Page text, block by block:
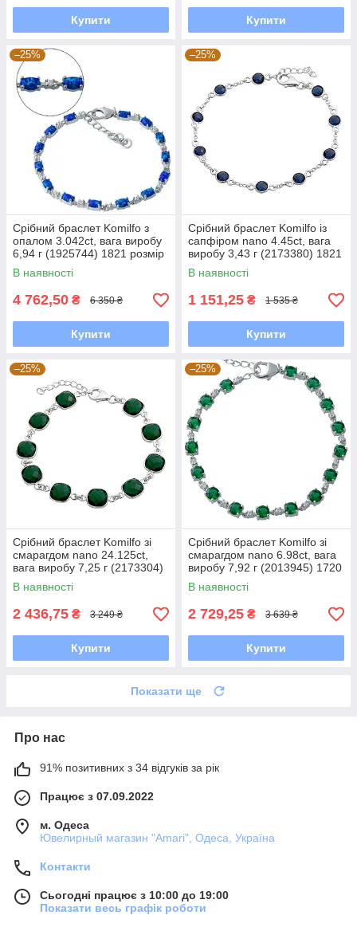
Купити Купити
–25%
Срібний браслет Komilfo з
опалом 3.042ct, вага виробу
6,94 г (1925744) 1821 розмір
В наявності
4 762,50 ₴ 6 350 ₴
Купити
–25%
Срібний браслет Komilfo із
сапфіром nano 4.45ct, вага
виробу 3,43 г (2173380) 1821
розмір
В наявності
1 151,25 ₴ 1 535 ₴
Купити
–25%
Срібний браслет Komilfo зі
смарагдом nano 24.125ct,
вага виробу 7,25 г (2173304)
1720 розмір
В наявності
2 436,75 ₴ 3 249 ₴
Купити
–25%
Срібний браслет Komilfo зі
смарагдом nano 6.98ct, вага
виробу 7,92 г (2013945) 1720
розмір
В наявності
2 729,25 ₴ 3 639 ₴
Купити
Показати ще
Про нас
91% позитивних з 34 відгуків за рік
Працює з 07.09.2022
м. Одеса
Ювелирный магазин "Amari", Одеса, Україна
Контакти
Сьогодні працює з 10:00 до 19:00
Показати весь графік роботи